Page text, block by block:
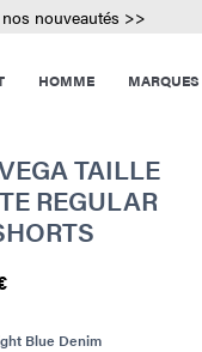
nouveautés >>
HOMME MARQUES
TAILLE
REGULAR
Blue Denim